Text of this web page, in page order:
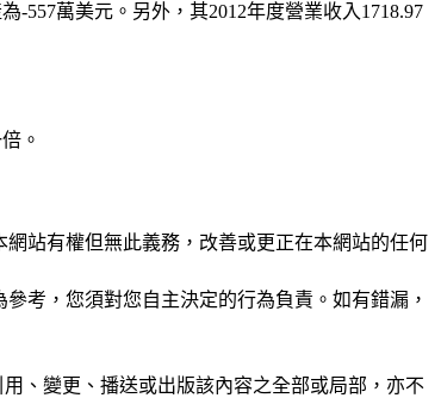
-557萬美元。另外，其2012年度營業收入1718.97
。
站有權但無此義務，改善或更正在本網站的任何
考，您須對您自主決定的行為負責。如有錯漏，
、變更、播送或出版該內容之全部或局部，亦不